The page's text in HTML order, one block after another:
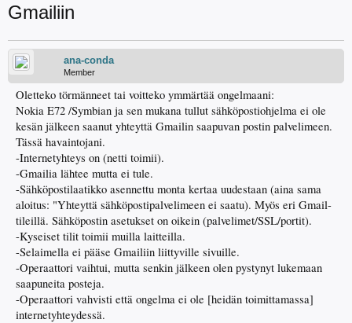
Gmailiin
ana-conda
Member
Oletteko törmänneet tai voitteko ymmärtää ongelmaani:
Nokia E72 /Symbian ja sen mukana tullut sähköpostiohjelma ei ole
kesän jälkeen saanut yhteyttä Gmailin saapuvan postin palvelimeen.
Tässä havaintojani.
-Internetyhteys on (netti toimii).
-Gmailia lähtee mutta ei tule.
-Sähköpostilaatikko asennettu monta kertaa uudestaan (aina sama
aloitus: "Yhteyttä sähköpostipalvelimeen ei saatu). Myös eri Gmail-
tileillä. Sähköpostin asetukset on oikein (palvelimet/SSL/portit).
-Kyseiset tilit toimii muilla laitteilla.
-Selaimella ei pääse Gmailiin liittyville sivuille.
-Operaattori vaihtui, mutta senkin jälkeen olen pystynyt lukemaan
saapuneita posteja.
-Operaattori vahvisti että ongelma ei ole [heidän toimittamassa]
internetyhteydessä.